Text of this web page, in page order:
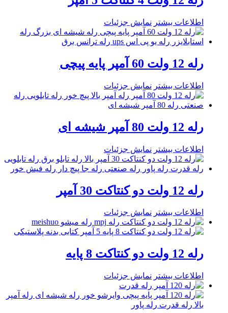
اطلاعات بیشتر نمایش جزئیات
رله 12 ولت 60 آمپر پایه پیچی
اطلاعات بیشتر نمایش جزئیات
رله 12 ولت 80 آمپر شیشه ای
اطلاعات بیشتر نمایش جزئیات
رله 12 ولت دو کنتاکت 30 آمپر
اطلاعات بیشتر نمایش جزئیات
رله 12 ولت دو کنتاکت 8 پایه
اطلاعات بیشتر نمایش جزئیات